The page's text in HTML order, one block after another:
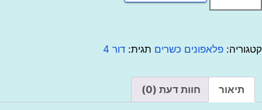
פלאפונים כשרים תגית:דור 4
תיאור חוות דעת (0)